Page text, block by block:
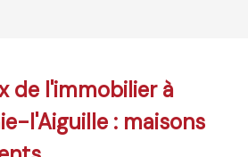
de l'immobilier à
l'Aiguille : maisons